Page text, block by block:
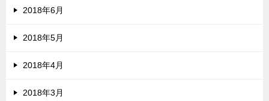
2018年6月
2018年5月
2018年4月
2018年3月